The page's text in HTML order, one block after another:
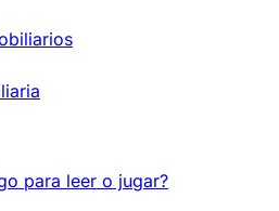
para leer o jugar?